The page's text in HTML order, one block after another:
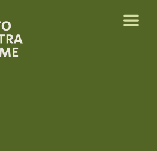
de ferramentas